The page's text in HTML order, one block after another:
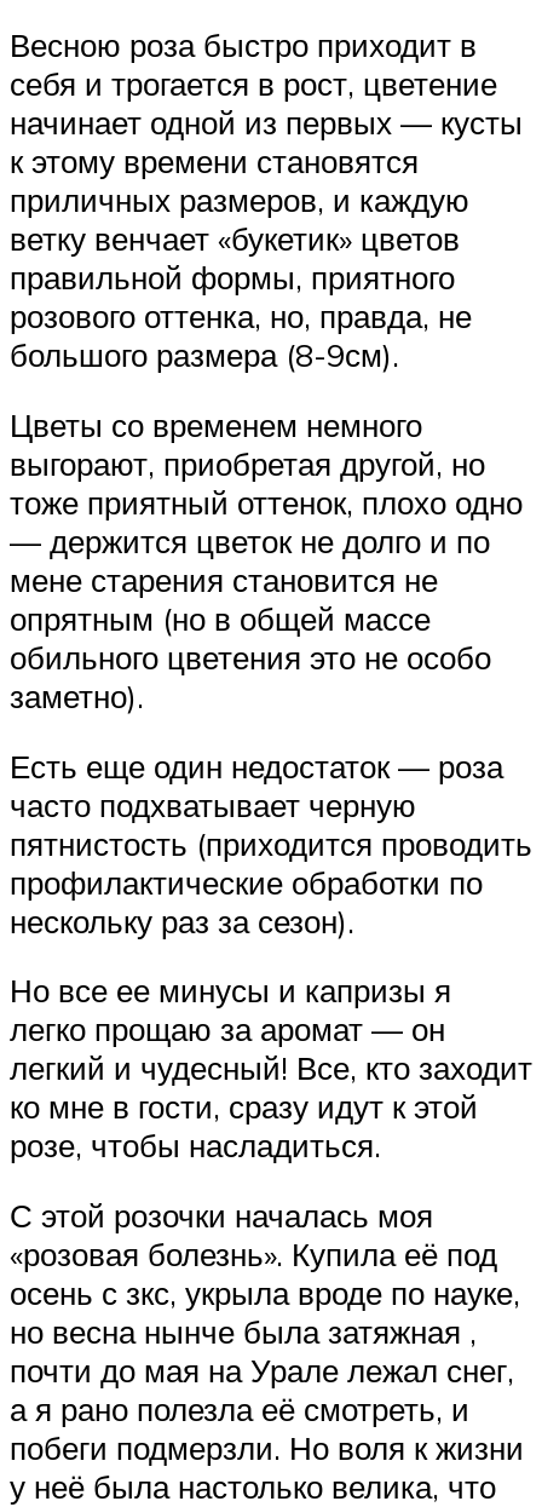
Весною роза быстро приходит в
себя и трогается в рост, цветение
начинает одной из первых — кусты
к этому времени становятся
приличных размеров, и каждую
ветку венчает «букетик» цветов
правильной формы, приятного
розового оттенка, но, правда, не
большого размера (8-9см).
Цветы со временем немного
выгорают, приобретая другой, но
тоже приятный оттенок, плохо одно
— держится цветок не долго и по
мене старения становится не
опрятным (но в общей массе
обильного цветения это не особо
заметно).
Есть еще один недостаток — роза
часто подхватывает черную
пятнистость (приходится проводить
профилактические обработки по
нескольку раз за сезон).
Но все ее минусы и капризы я
легко прощаю за аромат — он
легкий и чудесный! Все, кто заходит
ко мне в гости, сразу идут к этой
розе, чтобы насладиться.
С этой розочки началась моя
«розовая болезнь». Купила её под
осень с зкс, укрыла вроде по науке,
но весна нынче была затяжная ,
почти до мая на Урале лежал снег,
а я рано полезла её смотреть, и
побеги подмерзли. Но воля к жизни
у неё была настолько велика, что